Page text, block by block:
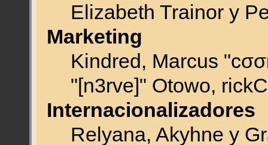
Elizabeth Trainor y
Marketing
Kindred, Marcus
"[n3rve]" Otowo,
Internacionalizadores
Relyana, Akyhne y